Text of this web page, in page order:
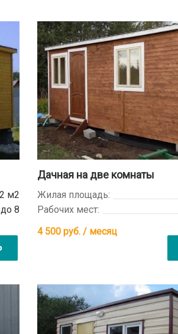
м2
до 8
Дачная на две комнаты
Жилая площадь:
Рабочих мест:
4 500руб. / месяц